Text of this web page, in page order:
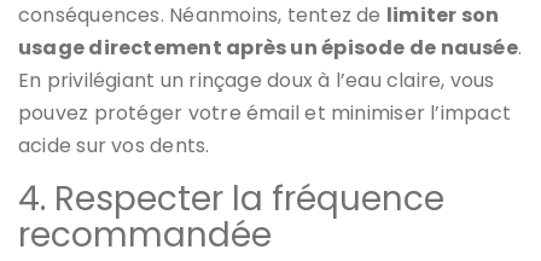
conséquences. Néanmoins, tentez de limiter son
usage directement après un épisode de nausée.
En privilégiant un rinçage doux à l’eau claire, vous
pouvez protéger votre émail et minimiser l’impact
acide sur vos dents.
4. Respecter la fréquence
recommandée